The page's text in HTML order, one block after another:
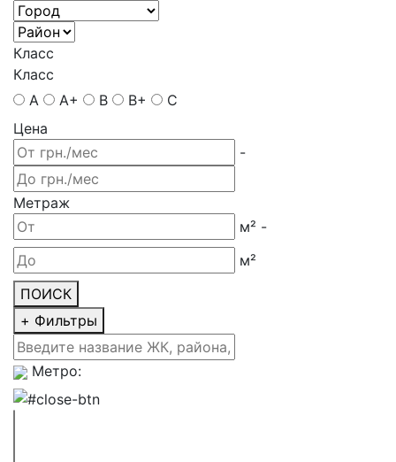
Класс
Класс
A
A+ B B+
C
Цена
-
Метраж
м² -
м²
ПОИСК
+ Фильтры
Метро: